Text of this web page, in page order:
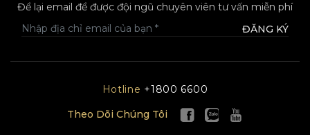
Để lại email để được đội ngũ chuyên viên tư vấn miễn phí
ĐĂNG KÝ
Hotline +1800 6600
Theo Dõi Chúng Tôi